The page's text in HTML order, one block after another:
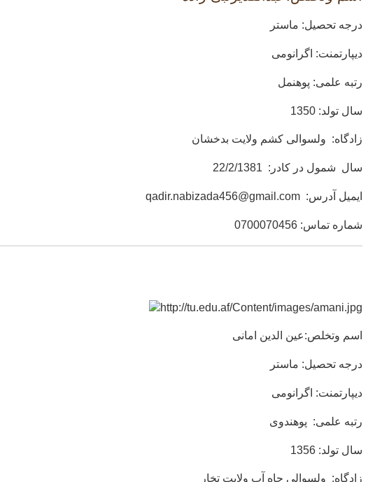
درجه تحصیل: ماستر
دیپارتمنت: اگرانومی
رتبه علمی: پوهنمل
سال تولد: 1350
زادگاه: ولسوالی کشم ولایت بدخشان
سال شمول در کادر: 22/2/1381
ایمیل آدرس: qadir.nabizada456@gmail.com
شماره تماس: 0700070456
اسم وتخلص:عین الدین امانی
درجه تحصیل: ماستر
دیپارتمنت: اگرانومی
رتبه علمی: پوهندوی
سال تولد: 1356
زادگاه: ولسوالی چاه آب ولایت تخار